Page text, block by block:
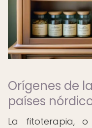
Orígenes de
países
La fitoterapia,